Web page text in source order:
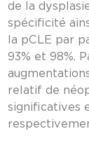
de la
spécificité
la pCLE par
93% et 98%.
relatif de
significatives